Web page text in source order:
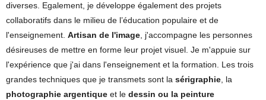
diverses. Egalement, je développe également des projets
collaboratifs dans le milieu de l’éducation populaire et de
l'enseignement. Artisan de l'image , j'accompagne les personnes
désireuses de mettre en forme leur projet visuel. Je m'appuie sur
l'expérience que j'ai dans l'enseignement et la formation. Les trois
grandes techniques que je transmets sont la sérigraphie , la
photographie argentique et le dessin ou la peinture